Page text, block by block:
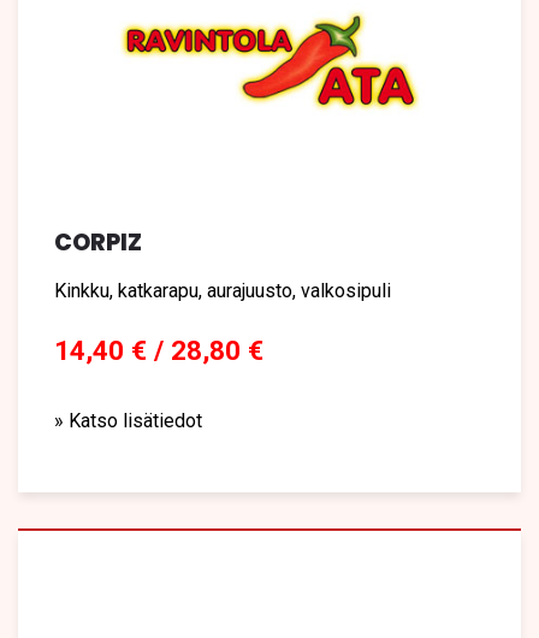
CORPIZ
Kinkku, katkarapu, aurajuusto, valkosipuli
14,40 € / 28,80 €
» Katso lisätiedot